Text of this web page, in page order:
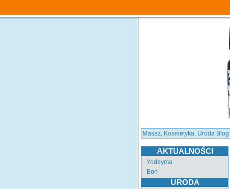
Masaż, Kosmetyka, Uroda Blog
AKTUALNOŚCI
Yodeyma
Bon
URODA